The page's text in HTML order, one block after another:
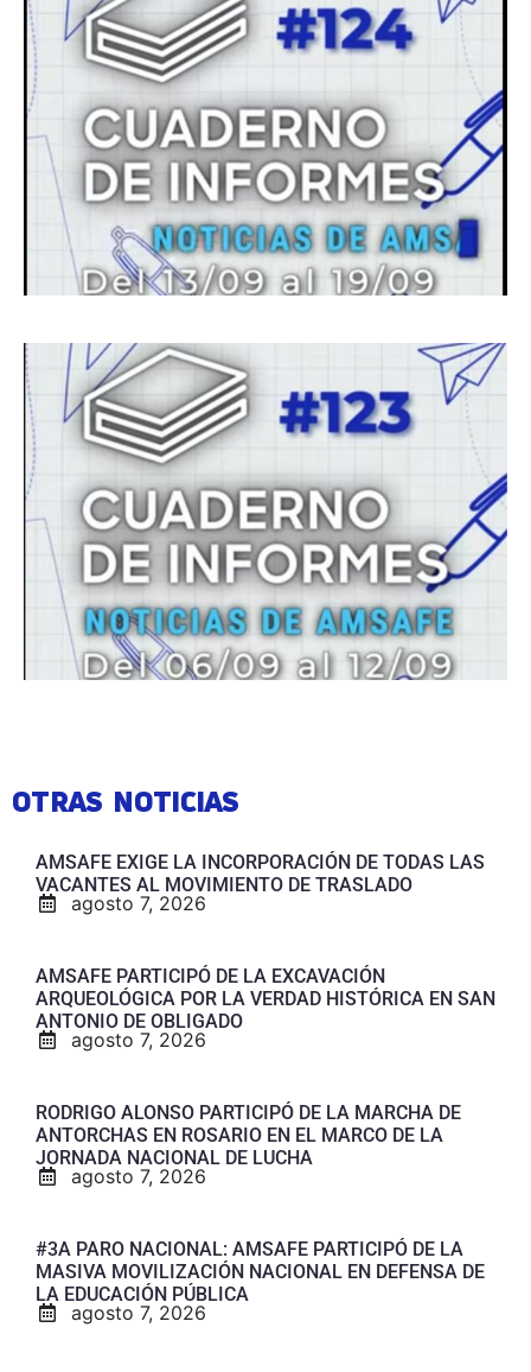
OTRAS NOTICIAS
AMSAFE EXIGE LA INCORPORACIÓN DE TODAS LAS
VACANTES AL MOVIMIENTO DE TRASLADO
agosto 7, 2026
AMSAFE PARTICIPÓ DE LA EXCAVACIÓN
ARQUEOLÓGICA POR LA VERDAD HISTÓRICA EN SAN
ANTONIO DE OBLIGADO
agosto 7, 2026
RODRIGO ALONSO PARTICIPÓ DE LA MARCHA DE
ANTORCHAS EN ROSARIO EN EL MARCO DE LA
JORNADA NACIONAL DE LUCHA
agosto 7, 2026
#3A PARO NACIONAL: AMSAFE PARTICIPÓ DE LA
MASIVA MOVILIZACIÓN NACIONAL EN DEFENSA DE
LA EDUCACIÓN PÚBLICA
agosto 7, 2026